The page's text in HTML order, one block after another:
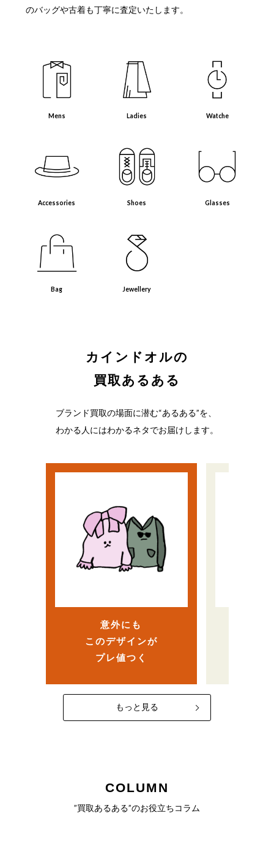
のバッグや古着も丁寧に査定いたします。
Mens Ladies Watche
Accessories Shoes Glasses
Bag Jewellery
カインドオルの
買取あるある
ブランド買取の場面に潜む“あるある”を、
わかる人にはわかるネタでお届けします。
意外にも
このデザインが
プレ値つく
流行遅れだと思ってた
ら、
もっと見る
COLUMN
”買取あるある”のお役立ちコラム